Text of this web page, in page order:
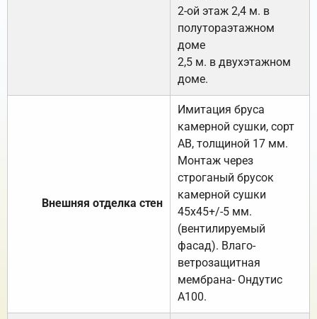
2-ой этаж 2,4 м. в
полутораэтажном
доме
2,5 м. в двухэтажном
доме.
Внешняя отделка стен
Имитация бруса
камерной сушки, сорт
АВ, толщиной 17 мм.
Монтаж через
строганый брусок
камерной сушки
45х45+/-5 мм.
(вентилируемый
фасад). Влаго-
ветрозащитная
мембрана- Ондутис
А100.